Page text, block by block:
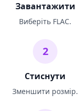
Завантажити
Виберіть FLAC.
2
Стиснути
Зменшити розмір.